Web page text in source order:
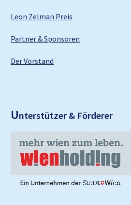
Leon Zelman Preis
Partner & Sponsoren
Der Vorstand
Unterstützer & Förderer